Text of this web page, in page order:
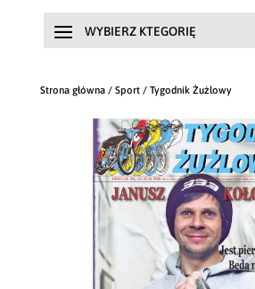
Strona główna/ Sport/ Tygodnik Żużlowy